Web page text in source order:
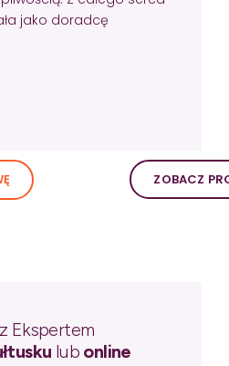
jako doradcę
ZOBACZ
Ekspertem
lub online